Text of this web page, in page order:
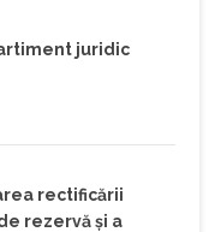
juridic
rectificării
rezervă și a